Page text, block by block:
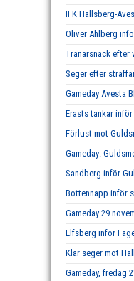
IFK Hallsberg-
Oliver Ahlberg
Tränarsnack efter
Seger efter
Gameday Avesta
Erasts tankar
Förlust mot
Gameday:
Sandberg inför
Bottennapp inför
Gameday 29
Elfsberg inför
Klar seger mot
Gameday, fredag